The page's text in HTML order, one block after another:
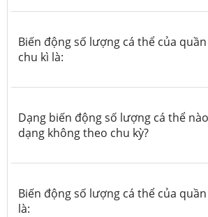
Biến động số lượng cá thể của
chu kì là:
Dạng biến động số lượng cá thể
dạng không theo chu kỳ?
Biến động số lượng cá thể của
là: